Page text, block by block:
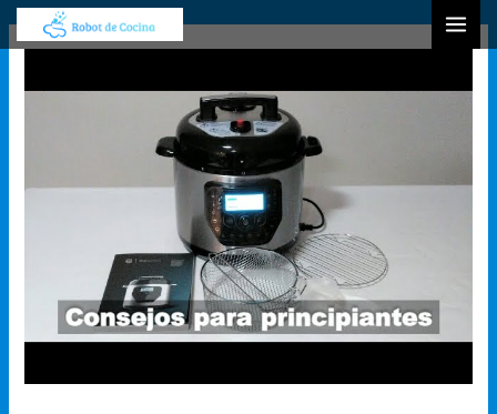
Navegación
deu